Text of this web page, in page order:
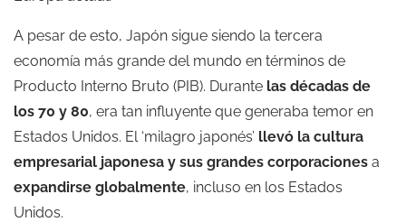
A pesar de esto, Japón sigue siendo la tercera
economía más grande del mundo en términos de
Producto Interno Bruto (PIB). Durante las décadas de
los 70 y 80, era tan influyente que generaba temor en
Estados Unidos. El ‘milagro japonés’ llevó la cultura
empresarial japonesa y sus grandes corporaciones a
expandirse globalmente, incluso en los Estados
Unidos.